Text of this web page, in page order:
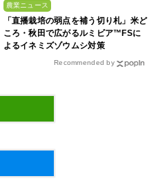
農業ニュース
「直播栽培の弱点を補う切り札」米ど
ころ・秋田で広がるルミビア™FSに
よるイネミズゾウムシ対策
Recommended by